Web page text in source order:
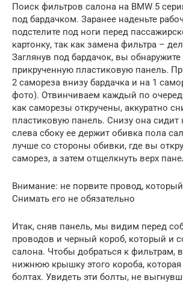
Поиск фильтров салона на BMW 5
под бардачком. Заранее наденьте
подстелите под ноги перед
картонку, так как замена фильтра –
Заглянув под бардачок, вы обнаружите
прикрученную пластиковую панель.
2 самореза внизу бардачка и на 1
фото). Отвинчиваем каждый по
как саморезы откручены, аккуратно
пластиковую панель. Снизу она сидит
слева сбоку ее держит обивка пола
лучше со стороны обивки, где вы
саморез, а затем отщелкнуть верх
Внимание: не порвите провод,
Снимать его не обязательно
Итак, сняв панель, мы видим перед
проводов и черный короб, который и
салона. Чтобы добраться к фильтрам,
нижнюю крышку этого короба, которая
болтах. Увидеть эти болты, не